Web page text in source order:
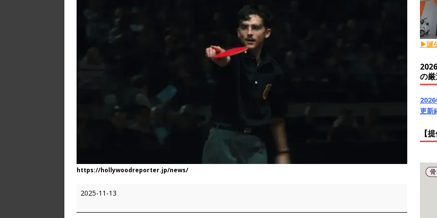
https://hollywoodreporter.jp/news/
2025-11-13
▶誕
の
更新
【